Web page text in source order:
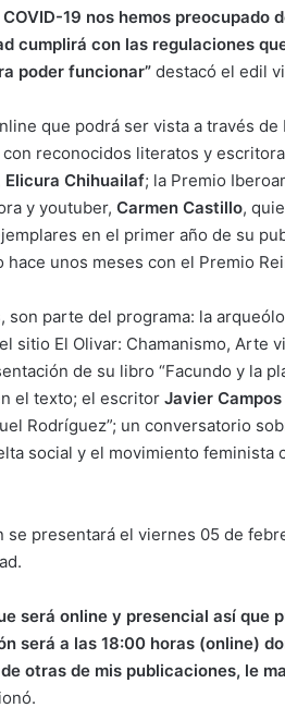
19 nos hemos preocupado
cumplirá con las regulaciones
poder funcionar” destacó el edil
que podrá ser vista a través de
reconocidos literatos y
Elicura Chihuailaf; la Premio
y youtuber, Carmen Castillo,
en el primer año de su
unos meses con el Premio
parte del programa: la
sitio El Olivar: Chamanismo, Arte
de su libro “Facundo y la
el texto; el escritor Javier Campos
Rodríguez”; un conversatorio
social y el movimiento feminista
presentará el viernes 05 de
será online y presencial así que
será a las 18:00 horas (online)
otras de mis publicaciones, le